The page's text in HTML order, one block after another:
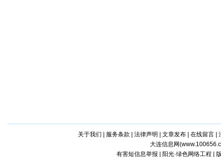
关于我们 服务条款 法律声明 文章发布| 在线留言|
大连信息网(
有害短信息举报 | 阳光·绿色网络工程 |